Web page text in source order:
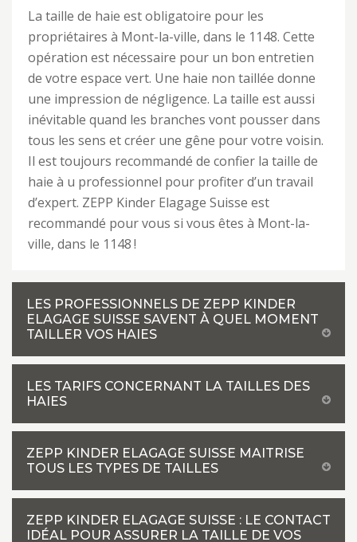
La taille de haie est obligatoire pour les
propriétaires à Mont-la-ville, dans le 1148. Cette
opération est nécessaire pour un bon entretien
de votre espace vert. Une haie non taillée donne
une impression de négligence. La taille est aussi
inévitable quand les branches vont pousser dans
tous les sens et créer une gêne pour votre voisin.
Il est toujours recommandé de confier la taille de
haie à u professionnel pour profiter d’un travail
d’expert. ZEPP Kinder Elagage Suisse est
recommandé pour vous si vous êtes à Mont-la-
ville, dans le 1148 !
LES PROFESSIONNELS DE ZEPP KINDER
ELAGAGE SUISSE SAVENT À QUEL MOMENT
TAILLER VOS HAIES
LES TARIFS CONCERNANT LA TAILLES DES
HAIES
ZEPP KINDER ELAGAGE SUISSE MAITRISE
TOUS LES TYPES DE TAILLES
ZEPP KINDER ELAGAGE SUISSE : LE CONTACT
IDÉAL POUR ASSURER LA TAILLE DE VOS